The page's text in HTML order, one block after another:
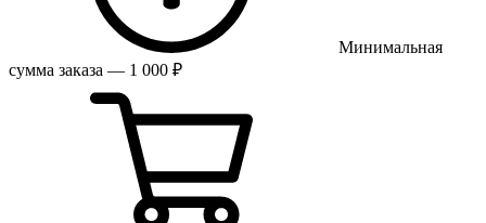
Минимальная
сумма заказа — 1 000 ₽